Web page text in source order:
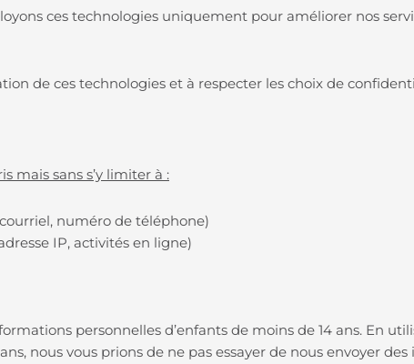
ces technologies uniquement pour améliorer nos
de ces technologies et à respecter les choix de
mais sans s’y limiter à :
numéro de téléphone)
IP, activités en ligne)
personnelles d’enfants de moins de 14 ans. En
nous vous prions de ne pas essayer de nous envoyer